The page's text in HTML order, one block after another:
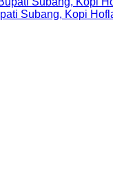
Subang, Kopi